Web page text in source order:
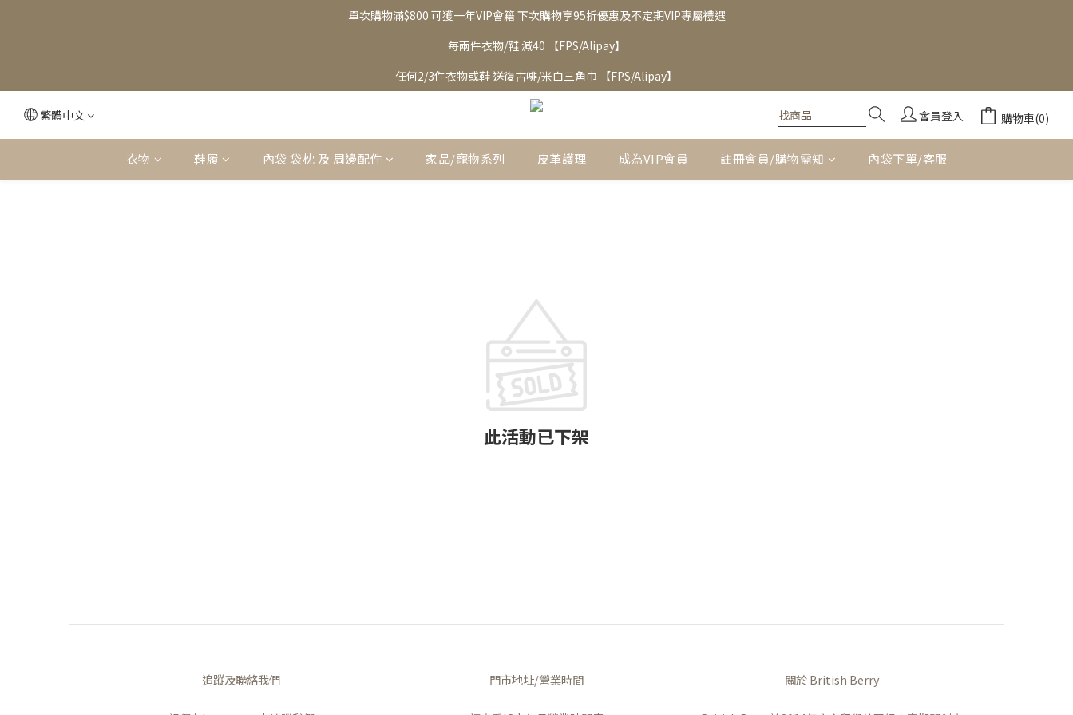
單次購物滿$800 可獲一年VIP會籍 下次購物享95折優惠及不定期VIP專屬禮遇
每兩件衣物/鞋 減40 【FPS/Alipay】
任何2/3件衣物或鞋 送復古啡/米白三角巾 【FPS/Alipay】
繁體中文 會員登入 購物車(0)
衣物 鞋履 內袋 袋枕 及 周邊配件 家品/寵物系列 皮革護理 成為VIP會員 註冊會員/購物需知 內袋下單/客服
此活動已下架
追蹤及聯絡我們 門市地址/營業時間 關於 British Berry